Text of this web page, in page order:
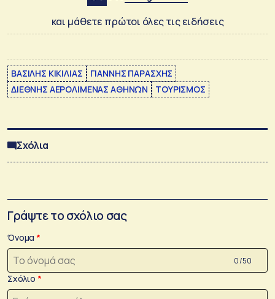
και μάθετε πρώτοι όλες τις ειδήσεις
ΒΑΣΙΛΗΣ ΚΙΚΙΛΙΑΣ
ΓΙΑΝΝΗΣ ΠΑΡΑΣΧΗΣ
ΔΙΕΘΝΗΣ ΑΕΡΟΛΙΜΕΝΑΣ ΑΘΗΝΩΝ
ΤΟΥΡΙΣΜΟΣ
Σχόλια
Γράψτε το σχόλιο σας
Όνομα
0 /50
Σχόλιο